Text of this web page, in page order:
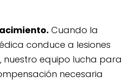
Cuando la
conduce a lesiones
nuestro equipo lucha para
necesaria